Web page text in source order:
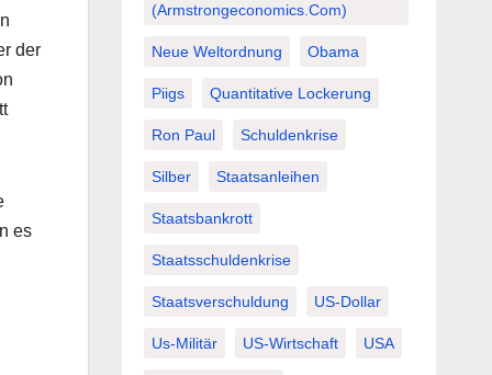
der
es
(Armstrongeconomics.com)
Neue Weltordnung Obama
Piigs Quantitative Lockerung
Ron Paul Schuldenkrise
Silber Staatsanleihen
Staatsbankrott
Staatsschuldenkrise
Staatsverschuldung US-Dollar
Us-Militär US-Wirtschaft USA